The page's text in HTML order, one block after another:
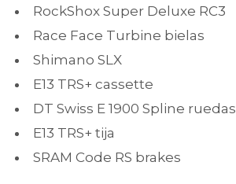
RockShox Super Deluxe RC3
Race Face Turbine bielas
Shimano SLX
E13 TRS+ cassette
DT Swiss E 1900 Spline ruedas
E13 TRS+ tija
SRAM Code RS brakes